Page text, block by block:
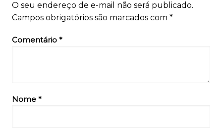
O seu endereço de e-mail não será publicado.
Campos obrigatórios são marcados com *
Comentário *
Nome *